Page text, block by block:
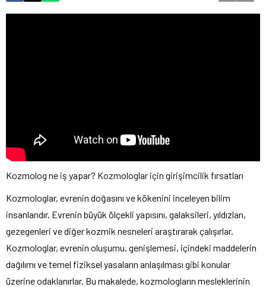
Kozmolog ne iş yapar? Kozmologlar için girişimcilik fırsatları
Kozmologlar, evrenin doğasını ve kökenini inceleyen bilim
insanlarıdır. Evrenin büyük ölçekli yapısını, galaksileri, yıldızları,
gezegenleri ve diğer kozmik nesneleri araştırarak çalışırlar.
Kozmologlar, evrenin oluşumu, genişlemesi, içindeki maddelerin
dağılımı ve temel fiziksel yasaların anlaşılması gibi konular
üzerine odaklanırlar. Bu makalede, kozmologların mesleklerinin